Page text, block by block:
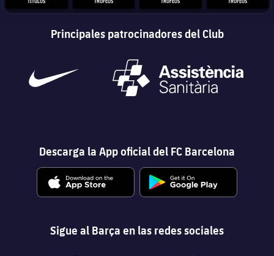
TÍTULOS TROFEOS TROFEOS TROFEOS
Principales patrocinadores del Club
Descarga la App oficial del FC Barcelona
Sigue al Barça en las redes sociales